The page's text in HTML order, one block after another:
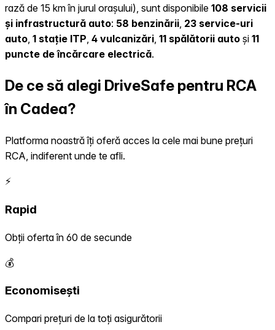
rază de 15 km în jurul orașului), sunt disponibile 108 servicii
și infrastructură auto: 58 benzinării, 23 service-uri
auto, 1 stație ITP, 4 vulcanizări, 11 spălătorii auto și 11
puncte de încărcare electrică.
De ce să alegi DriveSafe pentru RCA
în Cadea?
Platforma noastră îți oferă acces la cele mai bune prețuri
RCA, indiferent unde te afli.
⚡
Rapid
Obții oferta în 60 de secunde
💰
Economisești
Compari prețuri de la toți asigurătorii